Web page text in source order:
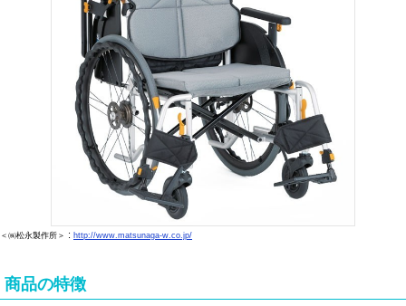
＜㈱松永製作所＞ : http://www.matsunaga-w.co.jp/
商品の特徴